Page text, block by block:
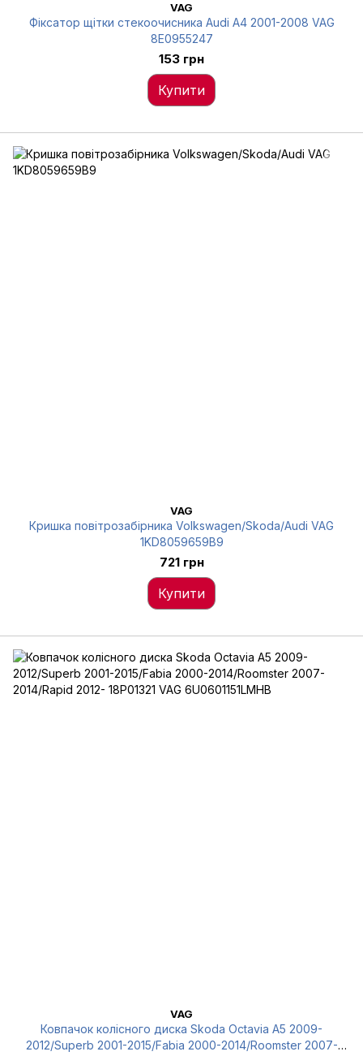
VAG
Фіксатор щітки стекоочисника Audi A4 2001-2008 VAG
8E0955247
153 грн
Купити
VAG
Кришка повітрозабірника Volkswagen/Skoda/Audi VAG
1KD8059659B9
721 грн
Купити
VAG
Ковпачок колісного диска Skoda Octavia A5 2009-
2012/Superb 2001-2015/Fabia 2000-2014/Roomster 2007-